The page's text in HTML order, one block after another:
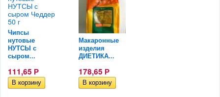
Чипсы
нутовые
НУТСЫ с
сыром...
111,65 Р
Макаронные
изделия
ДИЕТИКА...
178,65 Р